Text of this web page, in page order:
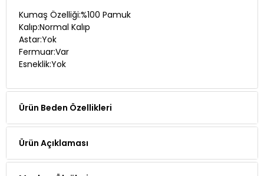
Kumaş Özelliği:%100 Pamuk
Kalıp:Normal Kalıp
Astar:Yok
Fermuar:Var
Esneklik:Yok
Ürün Beden Özellikleri
Ürün Açıklaması